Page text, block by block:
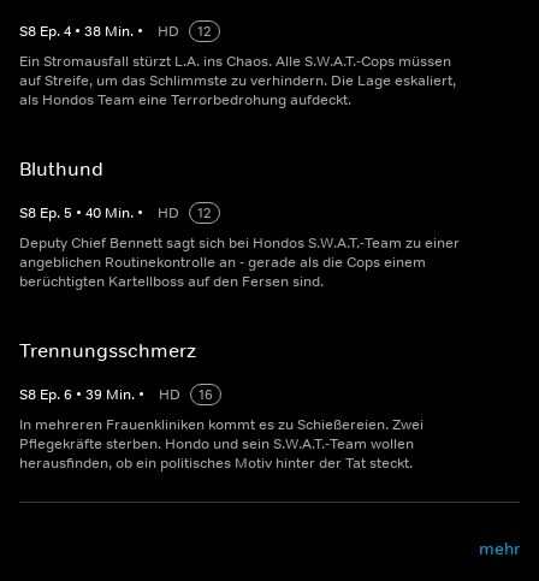
S8 Ep.4 • 38 Min. • HD
12
Ein Stromausfall stürzt L.A. ins Chaos. Alle S.W.A.T.-Cops müssen
auf Streife, um das Schlimmste zu verhindern. Die Lage eskaliert,
als Hondos Team eine Terrorbedrohung aufdeckt.
Bluthund
S8 Ep.5 • 40 Min. • HD
12
Deputy Chief Bennett sagt sich bei Hondos S.W.A.T.-Team zu einer
angeblichen Routinekontrolle an - gerade als die Cops einem
berüchtigten Kartellboss auf den Fersen sind.
Trennungsschmerz
S8 Ep.6 • 39 Min. • HD
16
In mehreren Frauenkliniken kommt es zu Schießereien. Zwei
Pflegekräfte sterben. Hondo und sein S.W.A.T.-Team wollen
herausfinden, ob ein politisches Motiv hinter der Tat steckt.
mehr